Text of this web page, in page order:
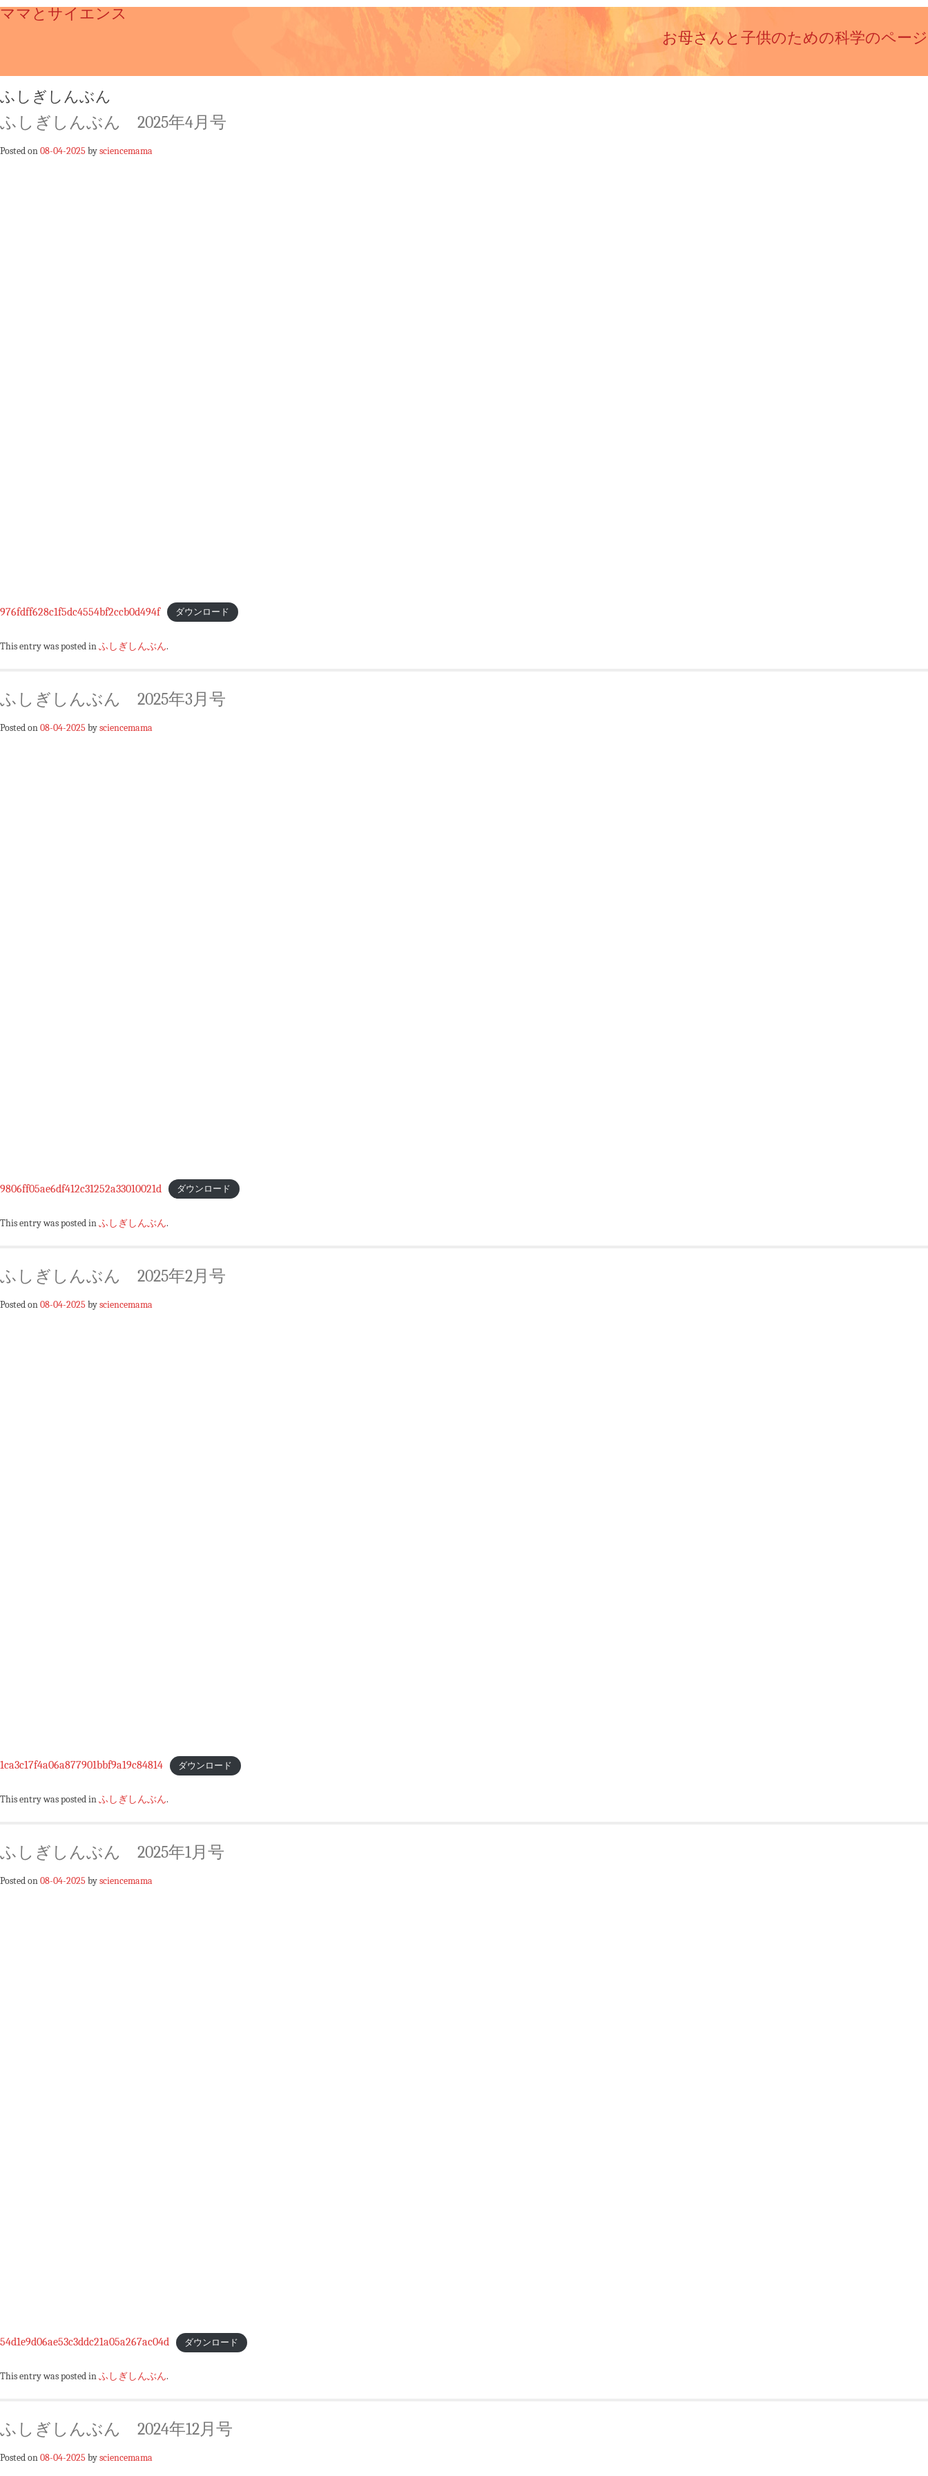
ママとサイエンス
お母さんと子供のための科学のページ
ふしぎしんぶん
ふしぎしんぶん 2025年4月号
Posted on 08-04-2025 bysciencemama
976fdff628c1f5dc4554bf2ccb0d494f ダウンロード
This entry was posted in ふしぎしんぶん.
ふしぎしんぶん 2025年3月号
Posted on 08-04-2025 bysciencemama
9806ff05ae6df412c31252a33010021d ダウンロード
This entry was posted in ふしぎしんぶん.
ふしぎしんぶん 2025年2月号
Posted on 08-04-2025 bysciencemama
1ca3c17f4a06a877901bbf9a19c84814 ダウンロード
This entry was posted inふしぎしんぶん.
ふしぎしんぶん 2025年1月号
Posted on08-04-2025 bysciencemama
54d1e9d06ae53c3ddc21a05a267ac04d ダウンロード
This entry was posted in ふしぎしんぶん.
ふしぎしんぶん 2024年12月号
Posted on 08-04-2025 bysciencemama